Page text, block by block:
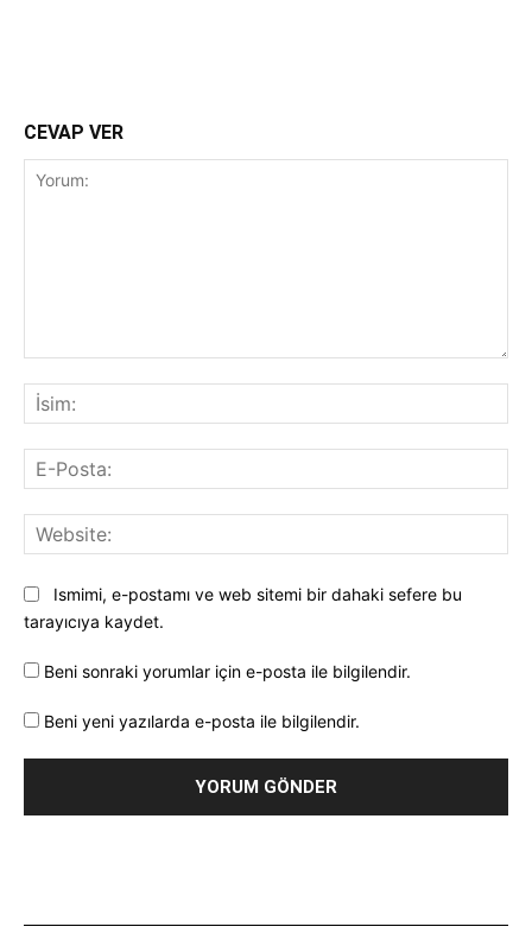
CEVAP VER
Ismimi, e-postamı ve web sitemi bir dahaki sefere bu
tarayıcıya kaydet.
Beni sonraki yorumlar için e-posta ile bilgilendir.
Beni yeni yazılarda e-posta ile bilgilendir.